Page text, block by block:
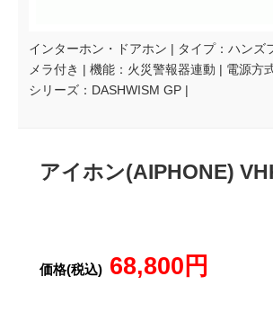
インターホン・ドアホン | タイプ：ハンズ
メラ付き | 機能：火災警報器連動 | 電源方
シリーズ：DASHWISM GP |
アイホン(AIPHONE)
価格(税込)68,800円